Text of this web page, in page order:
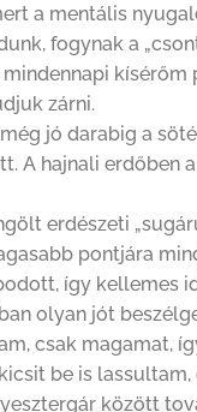
a mentális
fogynak a
kísérőm
zárni.
jó darabig a
A hajnali erdőben
erdészeti
pontjára
így kellemes
olyan jót
csak magamat,
be is
között